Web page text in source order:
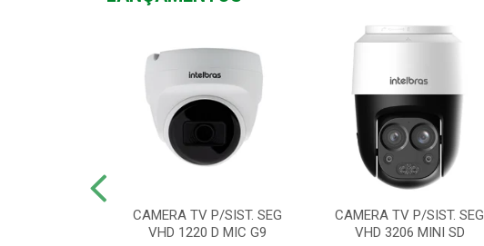
CAMERA TV P/SIST. SEG
VHD 1220 D MIC G9
CAMERA TV P/SIST. SEG
VHD 3206 MINI SD